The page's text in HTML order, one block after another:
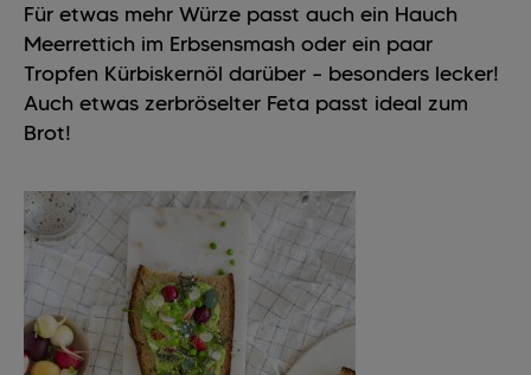
Für etwas mehr Würze passt auch ein Hauch
Meerrettich im Erbsensmash oder ein paar
Tropfen Kürbiskernöl darüber – besonders lecker!
Auch etwas zerbröselter Feta passt ideal zum
Brot!